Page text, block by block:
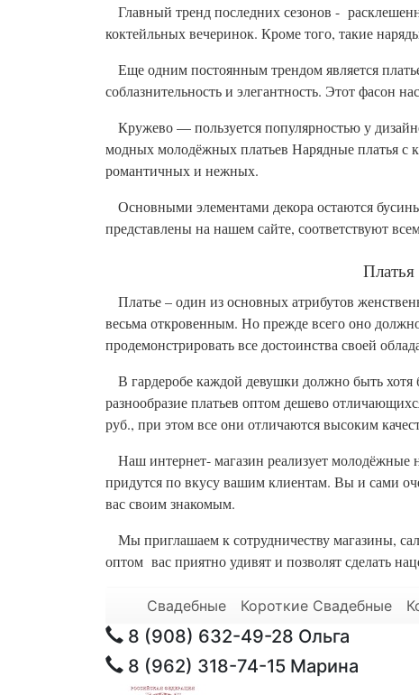
Главный тренд последних сезонов -
коктейльных вечеринок. Кроме того, такие
Еще одним постоянным трендом является
соблазнительность и элегантность. Этот фасон
Кружево — пользуется популярностью у
модных молодёжных платьев Нарядные платья с
романтичных и нежных.
Основными элементами декора остаются
представлены на нашем сайте, соответствуют
Платье – один из основных атрибутов
весьма откровенным. Но прежде всего оно
продемонстрировать все достоинства своей
В гардеробе каждой девушки должно быть
разнообразие платьев оптом дешево
руб., при этом все они отличаются высоким
Наш интернет- магазин реализует
придутся по вкусу вашим клиентам. Вы и сами
вас своим знакомым.
Мы приглашаем к сотрудничеству магазины,
оптом вас приятно удивят и позволят сделать
Свадебные Короткие Свадебные
8 (908) 632-49-28 Ольга
8 (962) 318-74-15 Марина